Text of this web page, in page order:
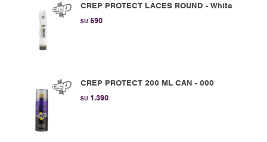
CREP PROTECT LACES ROUND - White
$U 590
CREP PROTECT 200 ML CAN - 000
$U 1.390